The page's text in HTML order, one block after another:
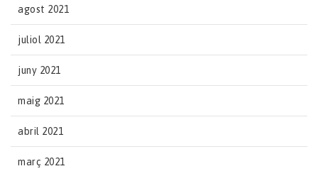
agost 2021
juliol 2021
juny 2021
maig 2021
abril 2021
març 2021